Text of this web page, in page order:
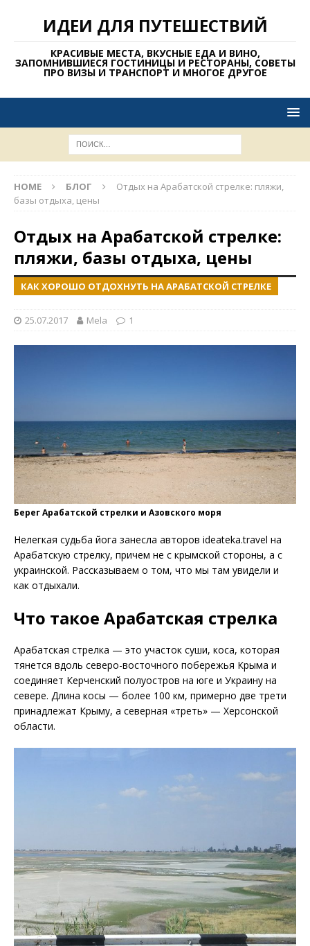
ИДЕИ ДЛЯ ПУТЕШЕСТВИЙ
КРАСИВЫЕ МЕСТА, ВКУСНЫЕ ЕДА И ВИНО,
ЗАПОМНИВШИЕСЯ ГОСТИНИЦЫ И РЕСТОРАНЫ, СОВЕТЫ
ПРО ВИЗЫ И ТРАНСПОРТ И МНОГОЕ ДРУГОЕ
HOME БЛОГ
Отдых на Арабатской стрелке: пляжи,
базы отдыха, цены
Отдых на Арабатской стрелке:
пляжи, базы отдыха, цены
КАК ХОРОШО ОТДОХНУТЬ НА АРАБАТСКОЙ СТРЕЛКЕ
25.07.2017 Mela 1
Берег Арабатской стрелки и Азовского моря
Нелегкая судьба йога занесла авторов ideateka.travel на
Арабатскую стрелку, причем не с крымской стороны, а с
украинской. Рассказываем о том, что мы там увидели и
как отдыхали.
Что такое Арабатская стрелка
Арабатская стрелка — это участок суши, коса, которая
тянется вдоль северо-восточного побережья Крыма и
соединяет Керченский полуостров на юге и Украину на
севере. Длина косы — более 100 км, примерно две трети
принадлежат Крыму, а северная «треть» — Херсонской
области.